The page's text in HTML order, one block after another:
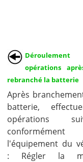
opérations
rebranché la batterie
Après
batterie,
opérations
l'équipement du
: Régler la